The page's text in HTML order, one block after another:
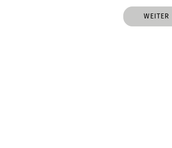
WEITER